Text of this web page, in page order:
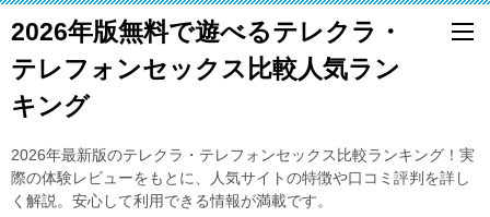
2026年版無料で遊べるテレクラ・
テレフォンセックス比較人気ラン
キング
2026年最新版のテレクラ・テレフォンセックス比較ランキング！実
際の体験レビューをもとに、人気サイトの特徴や口コミ評判を詳し
く解説。安心して利用できる情報が満載です。